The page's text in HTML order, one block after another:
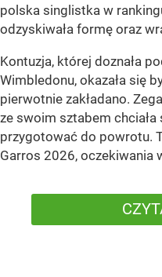
polska singlistka w
odzyskiwała formę oraz
Kontuzja, której doznała
Wimbledonu, okazała się
pierwotnie zakładano.
ze swoim sztabem
przygotować do powrotu.
Garros 2026, oczekiwania